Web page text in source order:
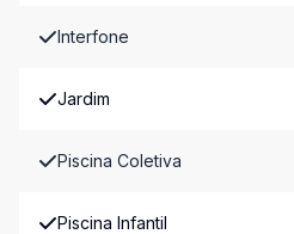
Interfone
Jardim
Piscina Coletiva
Piscina Infantil